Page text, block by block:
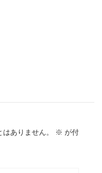
ありません。 ※ が付